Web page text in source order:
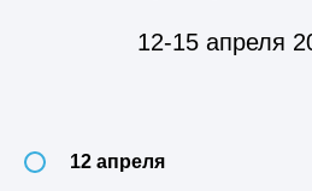
12-15 апреля
12 апреля